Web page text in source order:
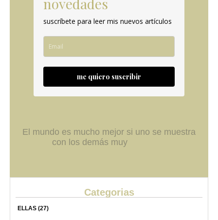
suscríbete para leer mis nuevos artículos
me quiero suscribir
El mundo es mucho mejor si uno se muestra
con los demás muy
Categorias
ELLAS (27)